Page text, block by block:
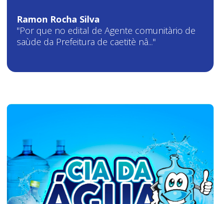
Ramon Rocha Silva
"Por que no edital de Agente comunitàrio de
saùde da Prefeitura de caetitè nâ..."